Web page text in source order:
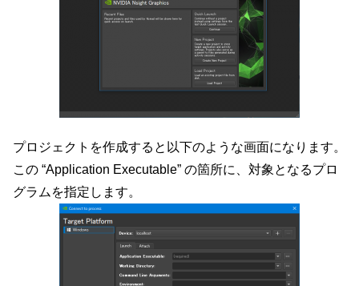
プロジェクトを作成すると以下のような画面になります。
この “Application Executable” の箇所に、対象となるプロ
グラムを指定します。